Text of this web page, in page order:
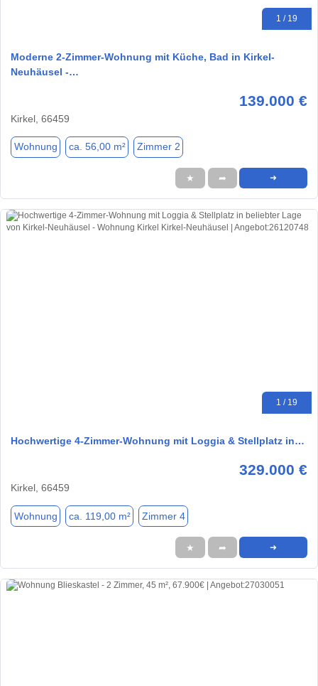
1 / 19
Moderne 2-Zimmer-Wohnung mit Küche, Bad in Kirkel-
Neuhäusel -…
139.000 €
Kirkel, 66459
Wohnung ca. 56,00 m² Zimmer 2
★ ➦ ➜
1 / 19
Hochwertige 4-Zimmer-Wohnung mit Loggia & Stellplatz in…
329.000 €
Kirkel, 66459
Wohnung ca. 119,00 m² Zimmer 4
★ ➦ ➜